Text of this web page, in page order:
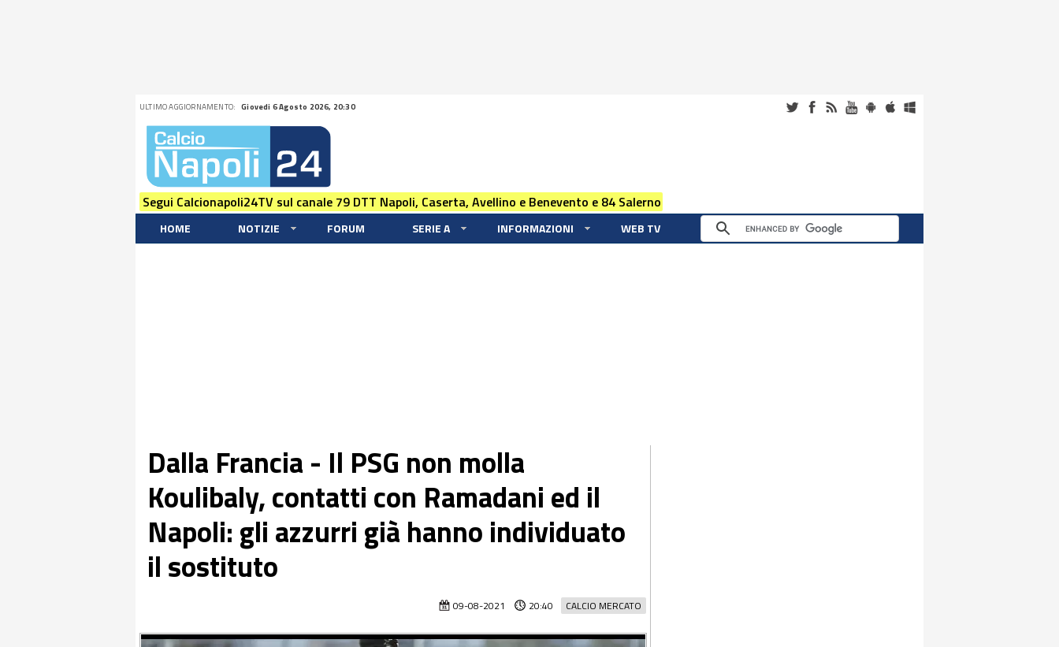
ULTIMO AGGIORNAMENTO: Giovedi 6 Agosto 2026, 20:30
Segui Calcionapoli24TV sul canale 79 DTT Napoli, Caserta, Avellino e Benevento e 84 Salerno
HOME NOTIZIE FORUM SERIE A INFORMAZIONI WEB TV
Dalla Francia - Il PSG non molla
Koulibaly, contatti con Ramadani ed il
Napoli: gli azzurri già hanno individuato
il sostituto
CALCIO MERCATO
09-08-2021 20:40